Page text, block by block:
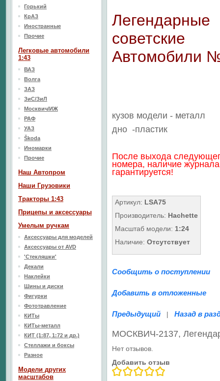
Легендарные
советские
Автомобили
кузов модели - металл
дно -пластик
После выхода
номера, наличие
гарантируется!
Артикул: LSA75
Производитель: Hachette
Масштаб модели: 1:24
Наличие: Отсутствует
Сообщить о поступлении
Добавить в отложенные
Предыдущий | Назад в
МОСКВИЧ-2137,
Нет отзывов.
Добавить отзыв
Горький
КрАЗ
Иностранные
Прочие
Легковые автомобили
1:43
ВАЗ
Волга
ЗАЗ
ЗиС/ЗиЛ
Москвич/ИЖ
РАФ
УАЗ
Škoda
Иномарки
Прочие
Наш Aвтопром
Наши Грузовики
Тракторы 1:43
Прицепы и аксессуары
Умелым ручкам
Аксессуары для моделей
Аксессуары от AVD
'Стекляшки'
Декали
Наклейки
Шины и диски
Фигурки
Фототравление
КИТы
КИТы-металл
КИТ (1:87, 1:72 и др.)
Стеллажи и боксы
Разное
Модели других
масштабов